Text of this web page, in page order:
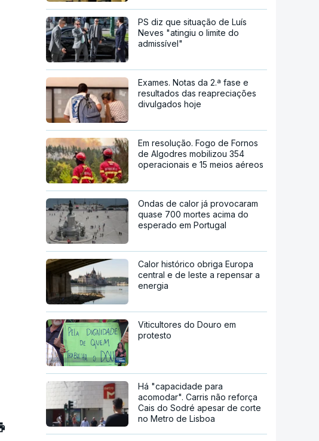
PS diz que situação de Luís
Neves "atingiu o limite do
admissível"
Exames. Notas da 2.ª fase e
resultados das reapreciações
divulgados hoje
Em resolução. Fogo de Fornos
de Algodres mobilizou 354
operacionais e 15 meios aéreos
Ondas de calor já provocaram
quase 700 mortes acima do
esperado em Portugal
Calor histórico obriga Europa
central e de leste a repensar a
energia
Viticultores do Douro em
protesto
Há "capacidade para
acomodar". Carris não reforça
Cais do Sodré apesar de corte
no Metro de Lisboa